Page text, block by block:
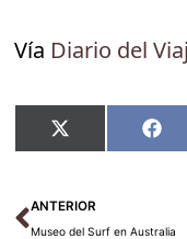
Vía Diario del
Compartir
en
X
(Twitter) en
Ant
ANTERIOR
Museo del Surf en Australia